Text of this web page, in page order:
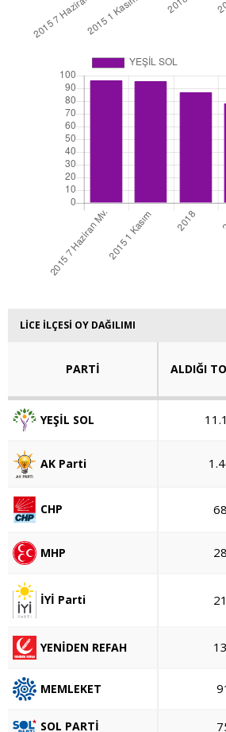
LİCE İLÇESİ OY DAĞILIMI
PARTİ ALDIĞI
YEŞİL SOL
AK Parti
CHP
MHP
İYİ Parti
YENİDEN REFAH
MEMLEKET
SOL PARTİ